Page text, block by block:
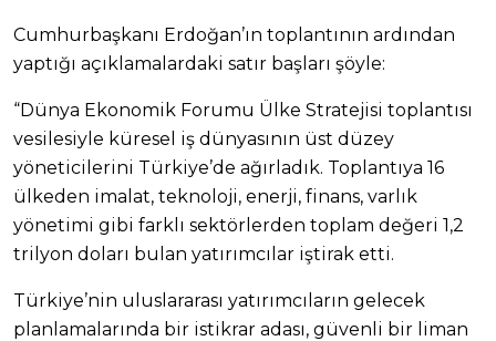
Cumhurbaşkanı Erdoğan’ın toplantının ardından
yaptığı açıklamalardaki satır başları şöyle:
“Dünya Ekonomik Forumu Ülke Stratejisi toplantısı
vesilesiyle küresel iş dünyasının üst düzey
yöneticilerini Türkiye’de ağırladık. Toplantıya 16
ülkeden imalat, teknoloji, enerji, finans, varlık
yönetimi gibi farklı sektörlerden toplam değeri 1,2
trilyon doları bulan yatırımcılar iştirak etti.
Türkiye’nin uluslararası yatırımcıların gelecek
planlamalarında bir istikrar adası, güvenli bir liman